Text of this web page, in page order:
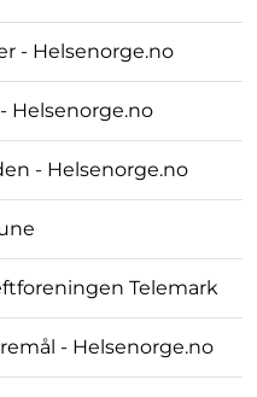
- Helsenorge.no
Helsenorge.no
- Helsenorge.no
Telemark
- Helsenorge.no